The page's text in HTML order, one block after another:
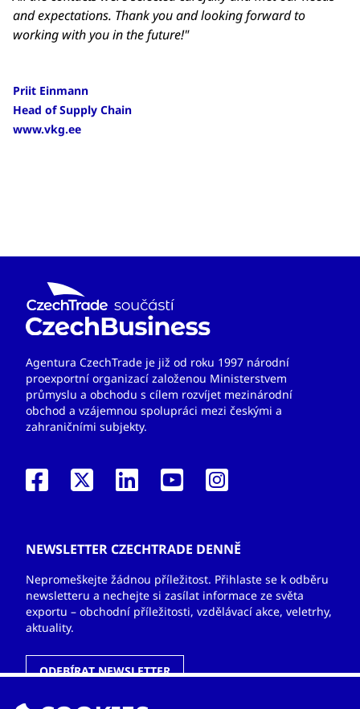
and expectations. Thank you and looking forward to
working with you in the future!"
Priit Einmann
Head of Supply Chain
www.vkg.ee
Agentura CzechTrade je již od roku 1997 národní
proexportní organizací založenou Ministerstvem
průmyslu a obchodu s cílem rozvíjet mezinárodní
obchod a vzájemnou spolupráci mezi českými a
zahraničními subjekty.
NEWSLETTER CZECHTRADE DENNĚ
Nepromeškejte žádnou příležitost. Přihlaste se k odběru
newsletteru a nechejte si zasílat informace ze světa
exportu – obchodní příležitosti, vzdělávací akce, veletrhy,
aktuality.
ODEBÍRAT NEWSLETTER